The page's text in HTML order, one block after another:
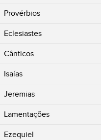
Provérbios
Eclesiastes
Cânticos
Isaías
Jeremias
Lamentações
Ezequiel